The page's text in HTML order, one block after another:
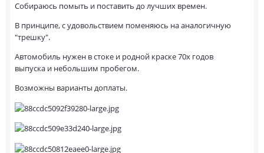
Собираюсь помыть и поставить до лучших времен.
В принципе, с удовольствием поменяюсь на аналогичную
"трешку".
Автомобиль нужен в стоке и родной краске 70х годов
выпуска и небольшим пробегом.
Возможны варианты доплаты.